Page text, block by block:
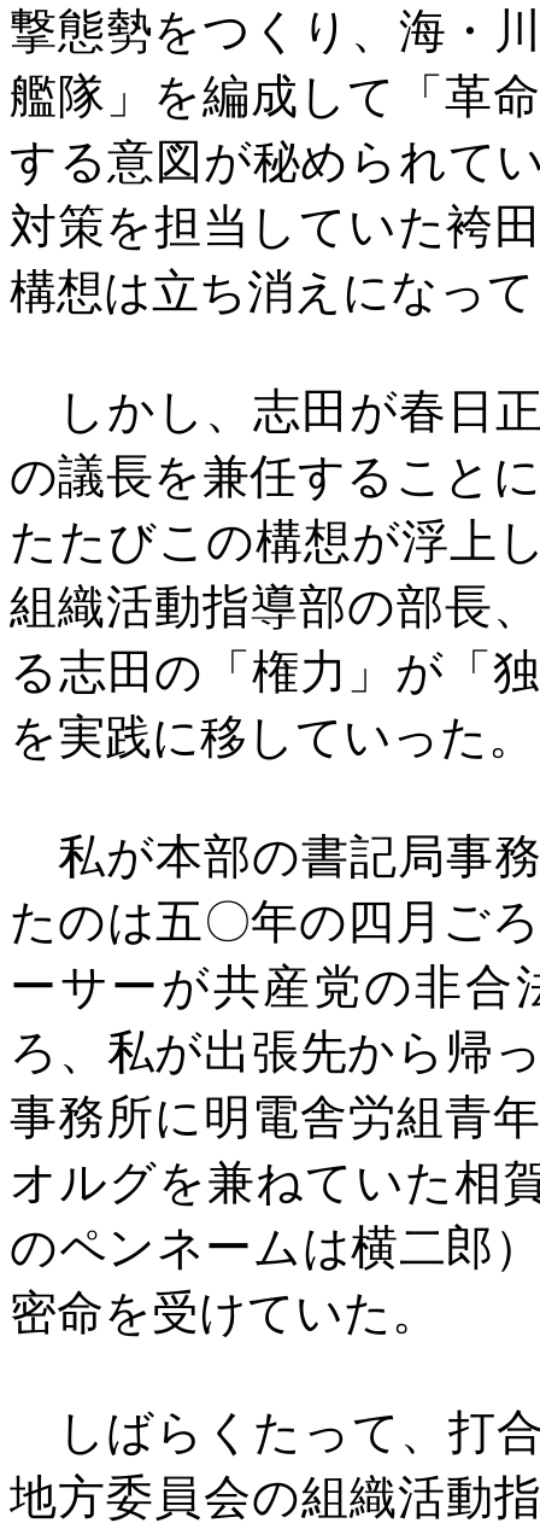
撃態勢をつくり、海・
艦隊」を編成して「革
する意図が秘められて
対策を担当していた袴
構想は立ち消えになっ
しかし、志田が春日
の議長を兼任すること
たたびこの構想が浮上
組織活動指導部の部長
る志田の「権力」が「
を実践に移していった。
私が本部の書記局事
たのは五〇年の四月ご
ーサーが共産党の非合
ろ、私が出張先から帰
事務所に明電舎労組青
オルグを兼ねていた相
のペンネームは横二郎
密命を受けていた。
しばらくたって、打
地方委員会の組織活動